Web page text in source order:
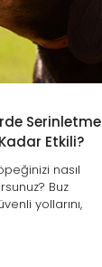
Serinletme
Etkili?
nasıl
Buz
yollarını,
ve sıcak
bulabilirsiniz!